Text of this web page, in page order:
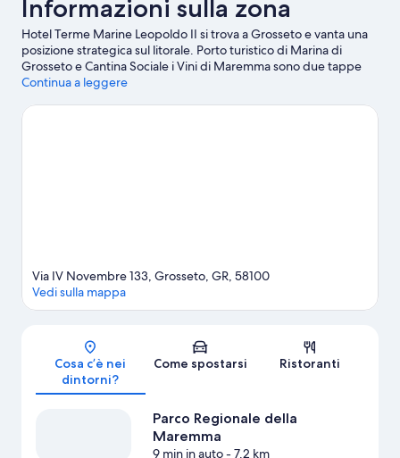
Informazioni sulla zona
Hotel Terme Marine Leopoldo II si trova a Grosseto e vanta una
posizione strategica sul litorale. Porto turistico di Marina di
Grosseto e Cantina Sociale i Vini di Maremma sono due tappe
fondamentali per gli amanti delle attività. A livello naturalistico,
Naturale Diaccia Botrona. Buttati in acqua e mettiti alla prova
Continua a leggere
Mappa
Via IV Novembre 133, Grosseto, GR, 58100
Vedi sulla mappa
Cosa c’è nei
dintorni?
Come spostarsi Ristoranti
Parco Regionale della
Maremma
9 min in auto- 7.2 km